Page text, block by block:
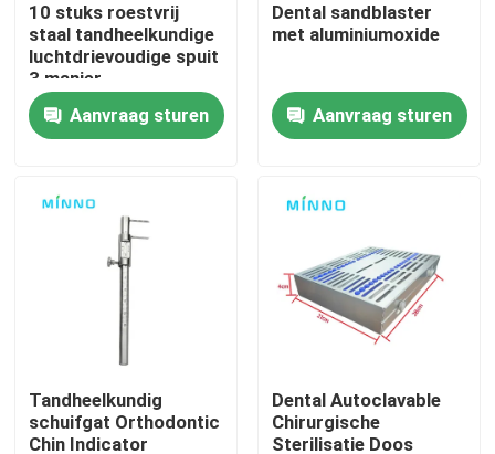
Fabrieksreis
Kwaliteitscontrole
Vraag een offerte aan
Tandheelkundige medische hulpmiddelen
Een tandheelkundig handstuk met lage snelheid
Tandheelkundig handstuk met hoge snelheid
10 stuks roestvrij
staal tandheelkundige
luchtdrievoudige spuit
3 manier
tandheelkundige lucht
water spuit spuit
spuitstuk tips
Aanvraag sturen
Dental sandblaster
met aluminiumoxide
Aanvraag sturen
Tandheelkundig
schuifgat Orthodontic
Chin Indicator
Dental Autoclavable
Chirurgische
Sterilisatie Doos